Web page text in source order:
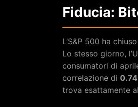
Fiducia:
L’S&P 500 ha
Lo stesso giorno,
consumatori di
correlazione di 0.74
trova esattamente